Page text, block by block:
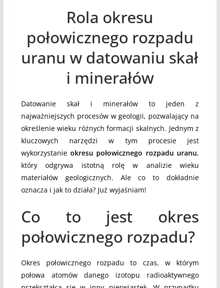
Rola okresu
połowicznego rozpadu
uranu w datowaniu skał
i minerałów
Datowanie skał i minerałów to jeden z
najważniejszych procesów w geologii, pozwalający na
określenie wieku różnych formacji skalnych. Jednym z
kluczowych narzędzi w tym procesie jest
wykorzystanieokresu połowicznego rozpadu uranu,
który odgrywa istotną rolę w analizie wieku
materiałów geologicznych. Ale co to dokładnie
oznacza i jak to działa? Już wyjaśniam!
Co to jest okres
połowicznego rozpadu?
Okres połowicznego rozpadu to czas, w którym
połowa atomów danego izotopu radioaktywnego